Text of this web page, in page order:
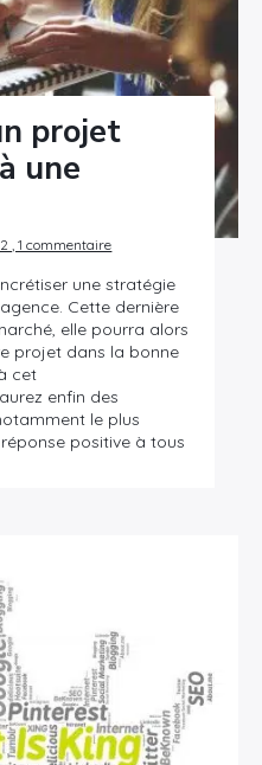
projet
une
, 1 commentaire
une stratégie
Cette dernière
elle pourra alors
projet dans la bonne
cet
enfin des
le plus
positive à tous